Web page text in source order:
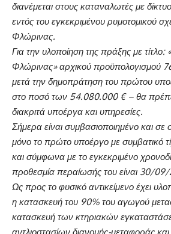
διανέμεται στους καταναλωτές με
εντός του εγκεκριμένου ρυμοτομικού
Φλώρινας.
Για την υλοποίηση της πράξης με
Φλώρινας» αρχικού προϋπολογισμού
μετά την δημοπράτηση του πρώτου
στο ποσό των 54.080.000 € – θα
διακριτά υποέργα και υπηρεσίες.
Σήμερα είναι συμβασιοποιημένο και σε
μόνο το πρώτο υποέργο με συμβατικό
και σύμφωνα με το εγκεκριμένο
προθεσμία περαίωσής του είναι 30/
Ως προς το φυσικό αντικείμενο έχει
η κατασκευή του 90% του αγωγού
κατασκευή των κτηριακών